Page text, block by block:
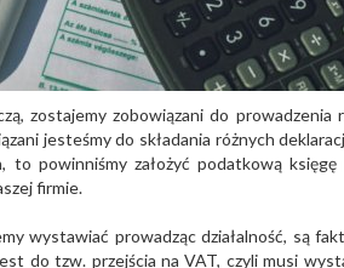
zostajemy zobowiązani do
jesteśmy do składania różnych
to powinniśmy założyć podatkową
firmie.
wystawiać prowadząc działalność, są
do tzw. przejścia na VAT, czyli musi